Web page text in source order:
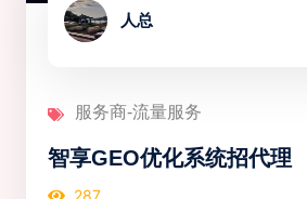
人总
服务商-流量服务
智享GEO优化系统招代理
287